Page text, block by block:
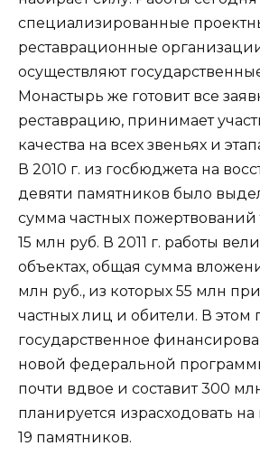
специализированные
реставрационные
осуществляют
Монастырь же готовит все
реставрацию, принимает
качества на всех звеньях и
В 2010 г. из госбюджета на
девяти памятников было
сумма частных пожертвований
15 млн руб. В 2011 г. работы
объектах, общая сумма
млн руб., из которых 55 млн
частных лиц и обители. В этом
государственное
новой федеральной
почти вдвое и составит 300
планируется израсходовать
19 памятников.